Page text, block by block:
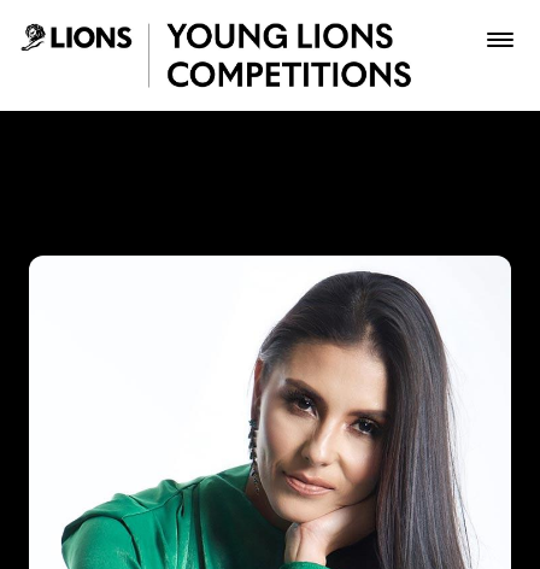
Saltar al contenido principal
Inscribir
Boletería